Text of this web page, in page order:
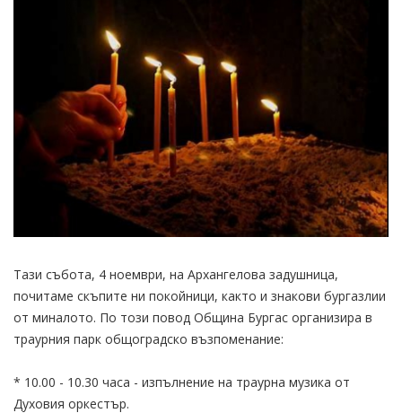
Тази събота, 4 ноември, на Архангелова задушница,
почитаме скъпите ни покойници, както и знакови бургазлии
от миналото. По този повод Община Бургас организира в
траурния парк общоградско възпоменание:
* 10.00 - 10.30 часа - изпълнение на траурна музика от
Духовия оркестър.